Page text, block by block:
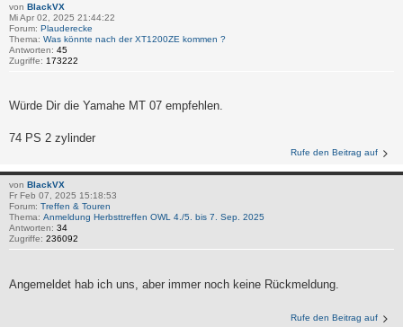
von BlackVX
Mi Apr 02, 2025 21:44:22
Forum: Plauderecke
Thema: Was könnte nach der XT1200ZE kommen ?
Antworten: 45
Zugriffe: 173222
Würde Dir die Yamahe MT 07 empfehlen.
74 PS 2 zylinder
Rufe den Beitrag auf
von BlackVX
Fr Feb 07, 2025 15:18:53
Forum: Treffen & Touren
Thema: Anmeldung Herbsttreffen OWL 4./5. bis 7. Sep. 2025
Antworten: 34
Zugriffe: 236092
Angemeldet hab ich uns, aber immer noch keine Rückmeldung.
Rufe den Beitrag auf